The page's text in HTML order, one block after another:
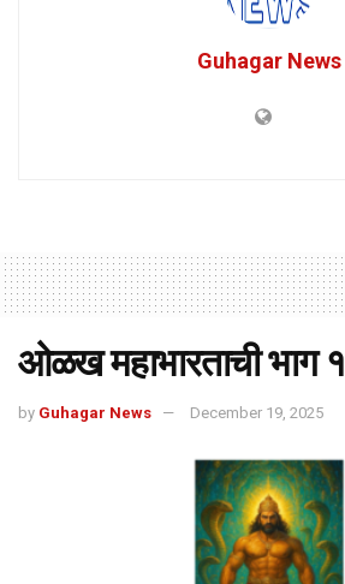
Guhagar News
ओळख महाभारताची भाग १
by Guhagar News December 19, 2025